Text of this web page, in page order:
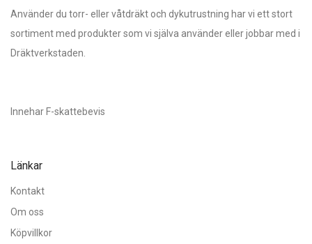
Använder du torr- eller våtdräkt och dykutrustning har vi ett stort
sortiment med produkter som vi själva använder eller jobbar med i
Dräktverkstaden.
Innehar F-skattebevis
Länkar
Kontakt
Om oss
Köpvillkor